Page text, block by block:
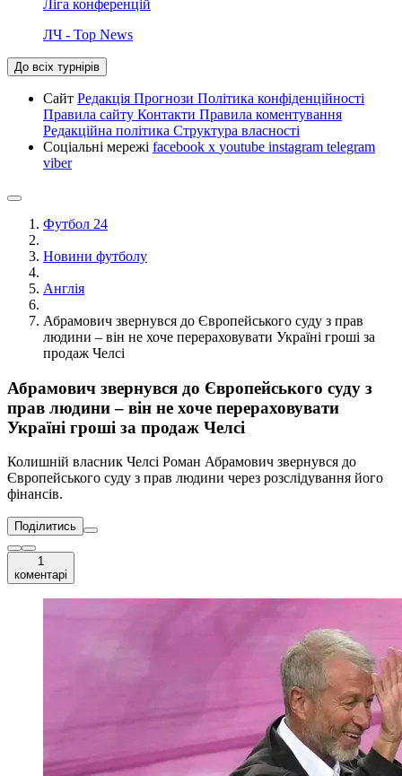
Ліга конференцій
ЛЧ - Top News
До всіх турнірів
Сайт Редакція Прогнози Політика конфіденційності
Правила сайту Контакти Правила коментування
Редакційна політика Структура власності
Соціальні мережі facebook x youtube instagram telegram
viber
Футбол 24
Новини футболу
Англія
Абрамович звернувся до Європейського суду з прав
людини – він не хоче перераховувати Україні гроші за
продаж Челсі
Абрамович звернувся до Європейського суду з
прав людини – він не хоче перераховувати
Україні гроші за продаж Челсі
Колишній власник Челсі Роман Абрамович звернувся до
Європейського суду з прав людини через розслідування його
фінансів.
Поділитись
1
коментарі